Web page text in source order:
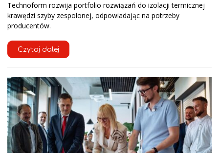
Technoform rozwija portfolio rozwiązań do izolacji termicznej
krawędzi szyby zespolonej, odpowiadając na potrzeby
producentów.
Czytaj dalej